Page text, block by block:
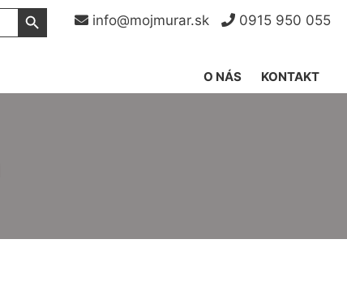
info@mojmurar.sk 0915 950 055
Search Button
KONTAKT
O NÁS